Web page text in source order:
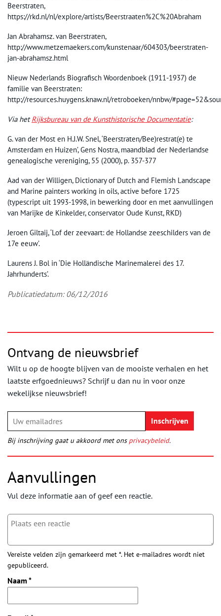
Beerstraten,
https://rkd.nl/nl/explore/artists/Beerstraaten%2C%20Abraham
Jan Abrahamsz. van Beerstraten,
http://www.metzemaekers.com/kunstenaar/604303/beerstraten-
jan-abrahamsz.html
Nieuw Nederlands Biografisch Woordenboek (1911-1937) de
familie van Beerstraten:
http://resources.huygens.knaw.nl/retroboeken/nnbw/
Via hetRijksbureau van de Kunsthistorische Documentatie:
G. van der Most en H.J.W. Snel, ‘Beerstraten/Bee)restrat(e) te
Amsterdam en Huizen’, Gens Nostra, maandblad der Nederlandse
genealogische vereniging, 55 (2000), p. 357-377
Aad van der Willigen, Dictionary of Dutch and Flemish Landscape
and Marine painters working in oils, active before 1725
(typescript uit 1993-1998, in bewerking door en met aanvullingen
van Marijke de Kinkelder, conservator Oude Kunst, RKD)
Jeroen Giltaij, ‘Lof der zeevaart: de Hollandse zeeschilders van de
17e eeuw’.
Laurens J. Bol in ‘Die Holländische Marinemalerei des 17.
Jahrhunderts’.
Publicatiedatum: 06/12/2016
Ontvang de nieuwsbrief
Wilt u op de hoogte blijven van de mooiste verhalen en het
laatste erfgoednieuws? Schrijf u dan nu in voor onze
wekelijkse nieuwsbrief!
Bij inschrijving gaat u akkoord met ons privacybeleid.
Aanvullingen
Vul deze informatie aan of geef een reactie.
Vereiste velden zijn gemarkeerd met *. Het e-mailadres wordt niet
gepubliceerd.
Naam *